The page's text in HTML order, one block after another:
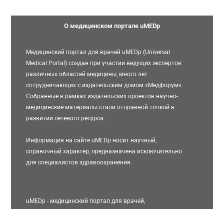
О медицинском портале uMEDp
Медицинский портал для врачей uMEDp (Universal
Medical Portal) создан при участии ведущих экспертов
различных областей медицины, много лет
сотрудничающих с издательским домом «Медфорум».
Собранные в рамках издательских проектов научно-
медицинские материалы стали отправной точкой в
развитии сетевого ресурса.
Информация на сайте uMEDp носит научный,
справочный характер, предназначена исключительно
для специалистов здравоохранения.
uMEDp - медицинский портал для врачей,